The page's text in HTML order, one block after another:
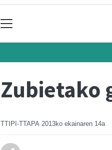
Zubietako
TTIPI-TTAPA 2013ko ekainaren 14a